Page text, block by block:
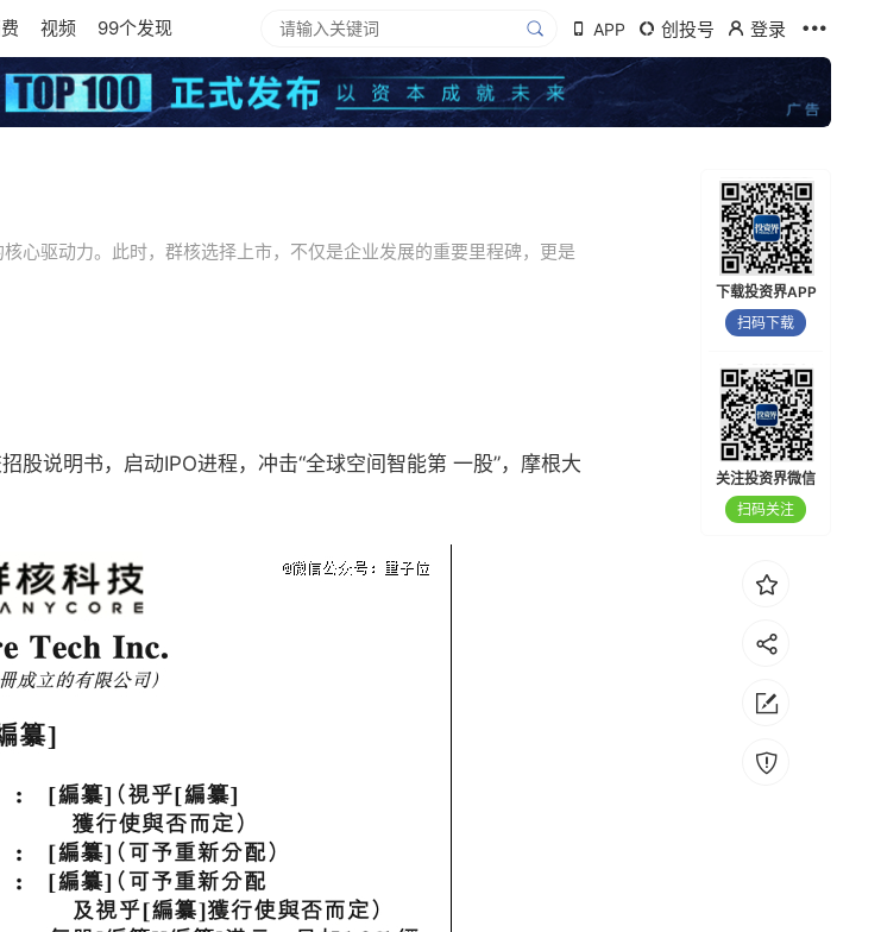
视频 99个发现 APP 创投号 登录
心驱动力。此时，群核选择上市，不仅是企业发展的重要里程碑，更是
股说明书，启动IPO进程，冲击“全球空间智能第 一股”，摩根大
下载投资界APP
扫码下载
关注投资界微信
扫码关注